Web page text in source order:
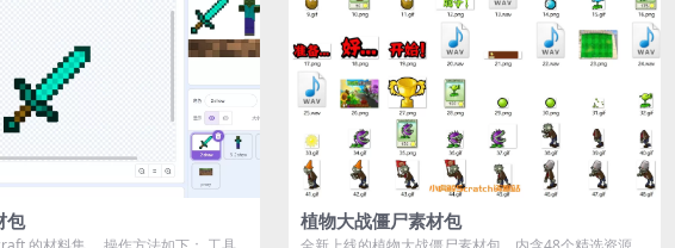
包 植物大战僵尸素材包